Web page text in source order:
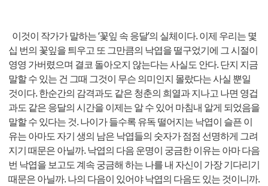
이것이 작가가 말하는 ‘꽃잎 속 응달’의 실체이다. 이제 우리는 몇
십 번의 꽃잎을 틔우고 또 그만큼의 낙엽을 떨구었기에 그 시절이
영영 가버렸으며 결코 돌아오지 않는다는 사실도 안다. 단지 지금
말할 수 있는 건 그때 그것이 무슨 의미인지 몰랐다는 사실 뿐일
것이다. 한순간의 감격과도 같은 청춘의 희열과 지나고 나면 영겁
과도 같은 응달의 시간을 이제는 알 수 있어 마침내 알게 되었음을
말할 수 있다는 것. 나이가 들수록 유독 떨어지는 낙엽이 슬픈 이
유는 아마도 자기 생의 남은 낙엽들의 숫자가 점점 선명하게 그려
지기 때문은 아닐까. 낙엽의 다음 운명이 궁금한 이유는 아마 다음
번 낙엽을 보고도 계속 궁금해 하는 나를 내 자신이 가장 기다리기
때문은 아닐까. 나의 다음이 있어야 낙엽의 다음도 있는 것이니까.